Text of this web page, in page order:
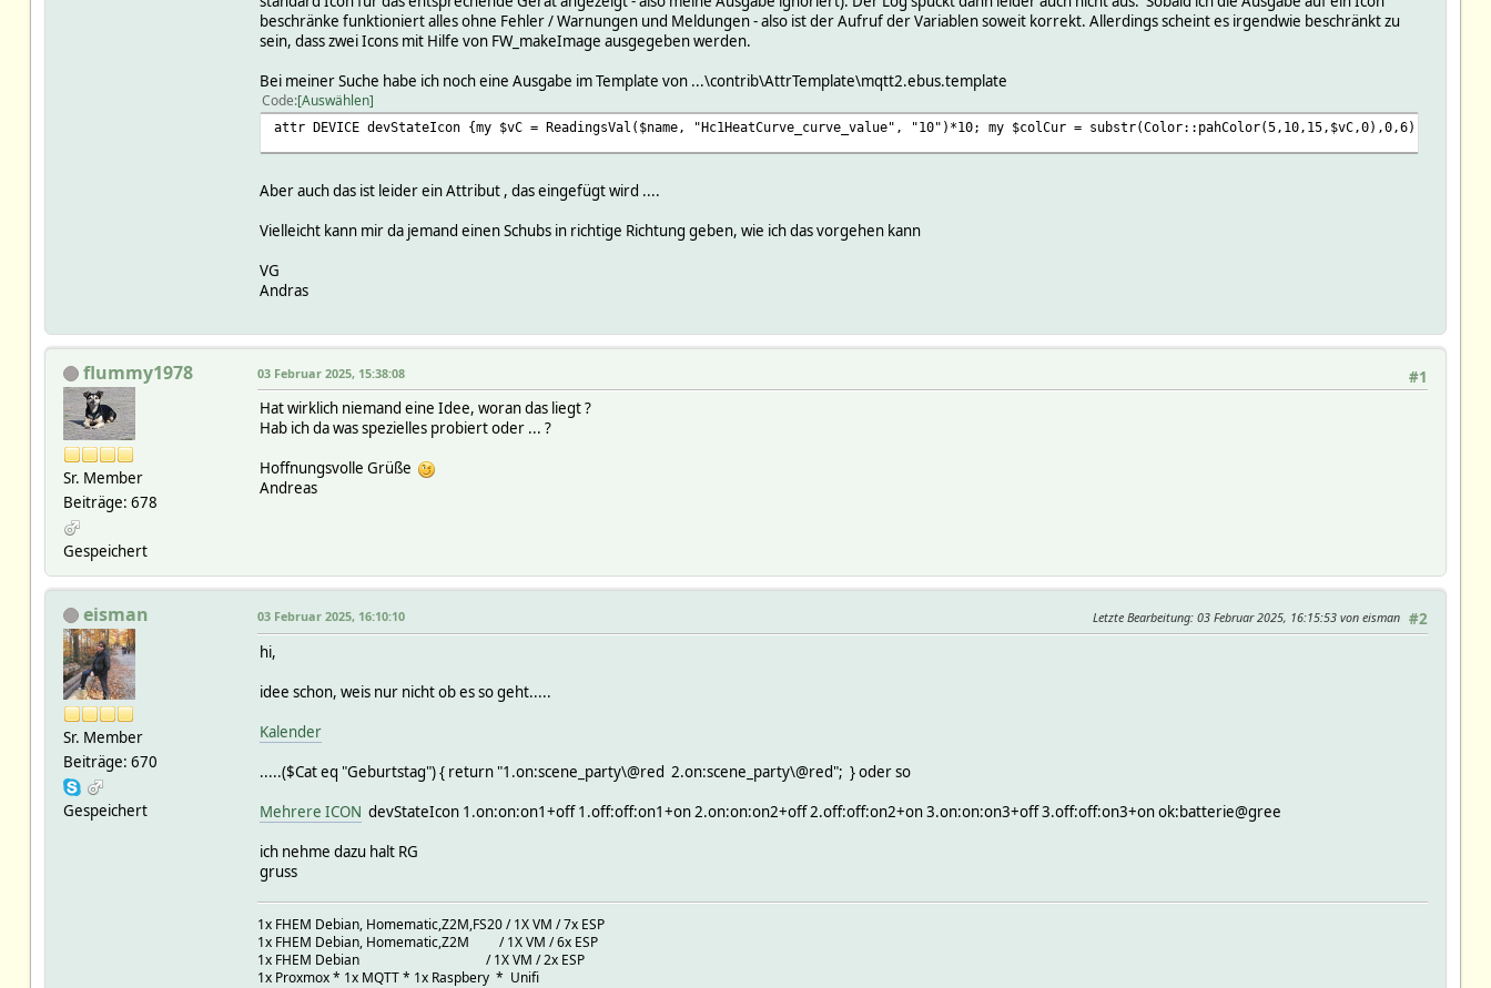
beschränke funktioniert alles ohne Fehler / Warnungen und Meldungen - also ist der Aufruf der Variablen soweit korrekt. Allerdings scheint es irgendwie beschränkt zu
sein, dass zwei Icons mit Hilfe von FW_makeImage ausgegeben werden.
Bei meiner Suche habe ich noch eine Ausgabe im Template von ...\contrib\AttrTemplate\mqtt2.ebus.template
Code Auswählen
attr DEVICE devStateIcon {my $vC = ReadingsVal($name, "Hc1HeatCurve_curve_value", "10")*10; my $colCur = substr(Color::pahColor(5,10,15,$vC,0),0,6);
Aber auch das ist leider ein Attribut , das eingefügt wird ....
Vielleicht kann mir da jemand einen Schubs in richtige Richtung geben, wie ich das vorgehen kann
VG
Andras
flummy1978
Sr. Member
Beiträge: 678
Gespeichert
#1
03 Februar 2025, 15:38:08
Hat wirklich niemand eine Idee, woran das liegt ?
Hab ich da was spezielles probiert oder ... ?
Hoffnungsvolle Grüße
Andreas
eisman
Sr. Member
Beiträge: 670
Gespeichert
#2
03 Februar 2025, 16:10:10 Letzte Bearbeitung: 03 Februar 2025, 16:15:53 von eisman
hi,
idee schon, weis nur nicht ob es so geht.....
Kalender
.....($Cat eq "Geburtstag") { return "1.on:scene_party\@red 2.on:scene_party\@red"; } oder so
Mehrere ICON devStateIcon 1.on:on:on1+off 1.off:off:on1+on 2.on:on:on2+off 2.off:off:on2+on 3.on:on:on3+off 3.off:off:on3+on ok:batterie@gree
ich nehme dazu halt RG
gruss
1x FHEM Debian, Homematic,Z2M,FS20 / 1X VM / 7x ESP
1x FHEM Debian, Homematic,Z2M / 1X VM / 6x ESP
1x FHEM Debian / 1X VM / 2x ESP
1x Proxmox * 1x MQTT * 1x Raspbery * Unifi